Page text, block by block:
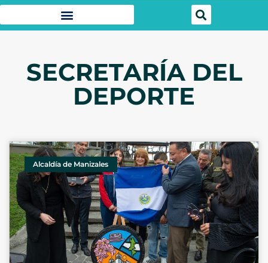
SECRETARÍA DEL
DEPORTE
Alcaldía de Manizales